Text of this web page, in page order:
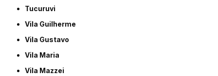
Tucuruvi
Vila Guilherme
Vila Gustavo
Vila Maria
Vila Mazzei